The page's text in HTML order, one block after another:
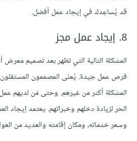
قد يُساعِدك في إيجاد عمل أفضل.
8. إيجاد عمل مجز
المشكلة التالية التي تظهر بعد تصميم
فرص عمل جيدة. يُعنَى المصممون المستقلون
المشكلة أكثر من غيرهم. وحتى مَن لديهم
الحر لزيادة دخلهم وخبراتهم. يعتمد إيجاد
وسعر خدماته، ومكان إقامته والعديد من